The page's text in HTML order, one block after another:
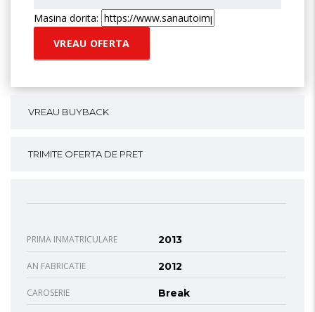
Masina dorita:
VREAU BUYBACK
TRIMITE OFERTA DE PRET
PRIMA INMATRICULARE 2013
AN FABRICATIE 2012
CAROSERIE Break